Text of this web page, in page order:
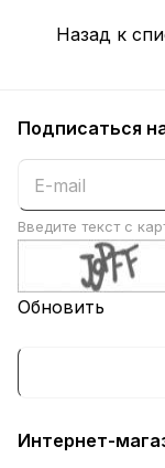
Назад к
Подписаться
Введите текст с
Обновить
Интернет-